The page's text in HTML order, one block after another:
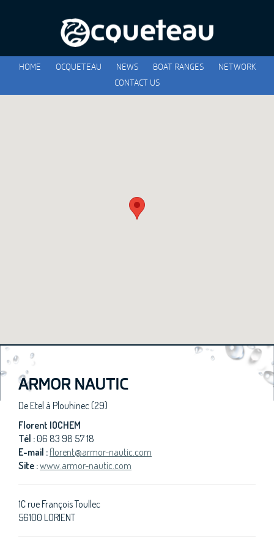
HOME OCQUETEAU NEWS BOAT RANGES
NETWORK
CONTACT US
ARMOR NAUTIC
De Etel à Plouhinec (29)
Florent IOCHEM
Tél :06 83 98 57 18
E-mail : florent@armor-nautic.com
Site :www.armor-nautic.com
1C rue François Toullec
56100 LORIENT